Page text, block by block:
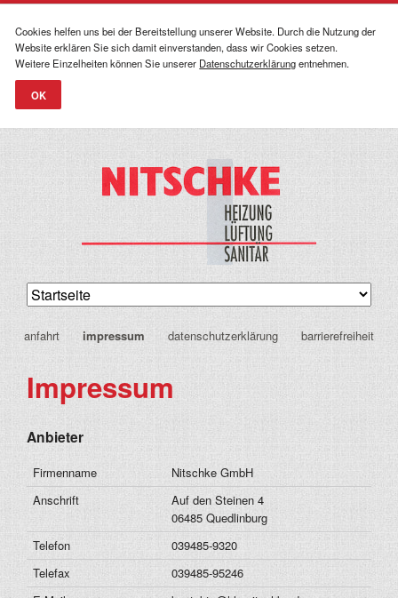
Cookies helfen uns bei der Bereitstellung unserer Website. Durch die Nutzung der
Website erklären Sie sich damit einverstanden, dass wir Cookies setzen.
Weitere Einzelheiten können Sie unserer Datenschutzerklärungentnehmen.
OK
navigation
anfahrt impressum datenschutzerklärung barrierefreiheit
Impressum
Anbieter
Firmenname
Nitschke GmbH
Anschrift
Auf den Steinen 4
06485 Quedlinburg
Telefon
039485-9320
Telefax
039485-95246